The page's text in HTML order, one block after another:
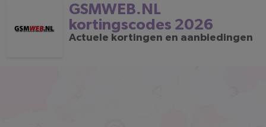
GSMWEB.NL kortingscodes 2026
GSMWEB.NL
kortingscodes 2026
Actuele kortingen en aanbiedingen